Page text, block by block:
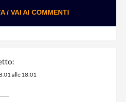
/ VAI AI COMMENTI
alle 18:01